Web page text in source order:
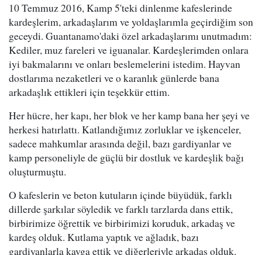
10 Temmuz 2016, Kamp 5'teki dinlenme kafeslerinde
kardeşlerim, arkadaşlarım ve yoldaşlarımla geçirdiğim son
geceydi. Guantanamo'daki özel arkadaşlarımı unutmadım:
Kediler, muz fareleri ve iguanalar. Kardeşlerimden onlara
iyi bakmalarını ve onları beslemelerini istedim. Hayvan
dostlarıma nezaketleri ve o karanlık günlerde bana
arkadaşlık ettikleri için teşekkür ettim.
Her hücre, her kapı, her blok ve her kamp bana her şeyi ve
herkesi hatırlattı. Katlandığımız zorluklar ve işkenceler,
sadece mahkumlar arasında değil, bazı gardiyanlar ve
kamp personeliyle de güçlü bir dostluk ve kardeşlik bağı
oluşturmuştu.
O kafeslerin ve beton kutuların içinde büyüdük, farklı
dillerde şarkılar söyledik ve farklı tarzlarda dans ettik,
birbirimize öğrettik ve birbirimizi koruduk, arkadaş ve
kardeş olduk. Kutlama yaptık ve ağladık, bazı
gardiyanlarla kavga ettik ve diğerleriyle arkadaş olduk.